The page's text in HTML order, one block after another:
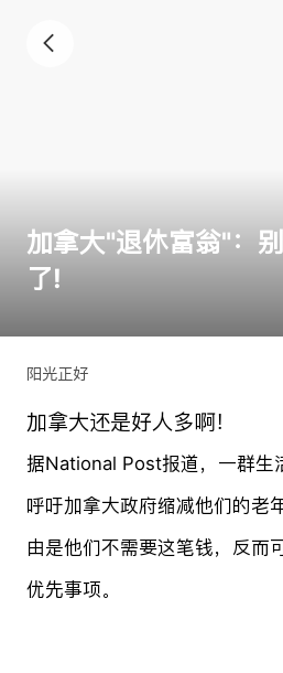
加拿大"退休富翁"：
了!
阳光正好
加拿大还是好人多啊！
据National Post报道，一群生
呼吁加拿大政府缩减他们的老
由是他们不需要这笔钱，反而
优先事项。